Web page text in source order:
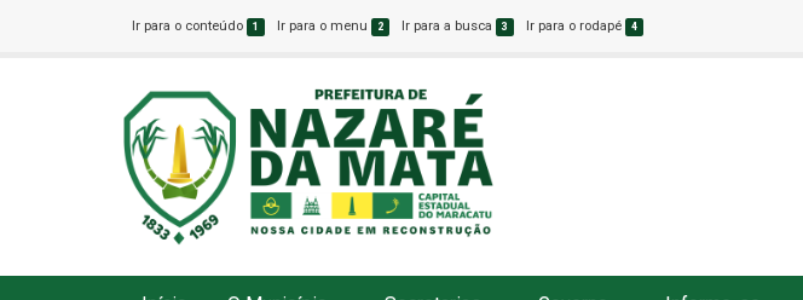
Ir para o conteúdo 1 Ir para o menu 2 Ir para a busca 3 Ir para o rodapé 4